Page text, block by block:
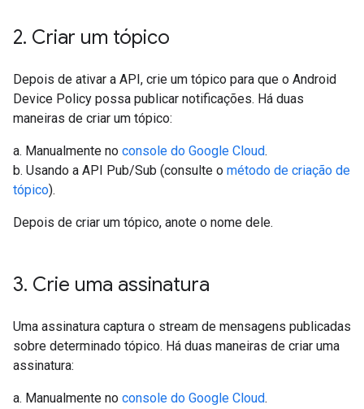
2. Criar um tópico
Depois de ativar a API, crie um tópico para que o Android
Device Policy possa publicar notificações. Há duas
maneiras de criar um tópico:
a. Manualmente no console do Google Cloud.
b. Usando a API Pub/Sub (consulte o método de criação de
tópico).
Depois de criar um tópico, anote o nome dele.
3. Crie uma assinatura
Uma assinatura captura o stream de mensagens publicadas
sobre determinado tópico. Há duas maneiras de criar uma
assinatura:
a. Manualmente no console do Google Cloud.